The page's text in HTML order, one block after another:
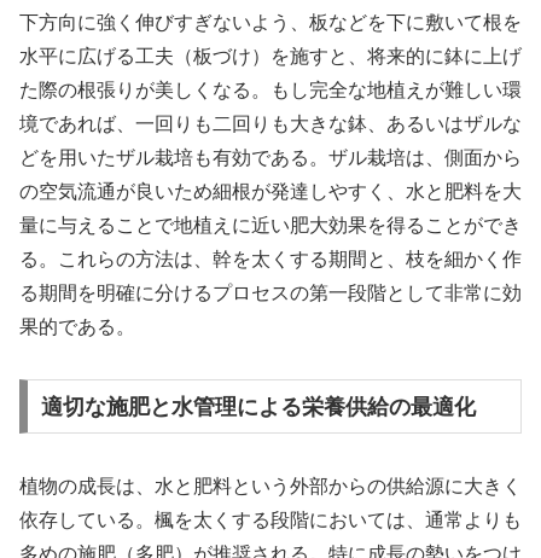
下方向に強く伸びすぎないよう、板などを下に敷いて根を
水平に広げる工夫（板づけ）を施すと、将来的に鉢に上げ
た際の根張りが美しくなる。もし完全な地植えが難しい環
境であれば、一回りも二回りも大きな鉢、あるいはザルな
どを用いたザル栽培も有効である。ザル栽培は、側面から
の空気流通が良いため細根が発達しやすく、水と肥料を大
量に与えることで地植えに近い肥大効果を得ることができ
る。これらの方法は、幹を太くする期間と、枝を細かく作
る期間を明確に分けるプロセスの第一段階として非常に効
果的である。
適切な施肥と水管理による栄養供給の最適化
植物の成長は、水と肥料という外部からの供給源に大きく
依存している。楓を太くする段階においては、通常よりも
多めの施肥（多肥）が推奨される。特に成長の勢いをつけ